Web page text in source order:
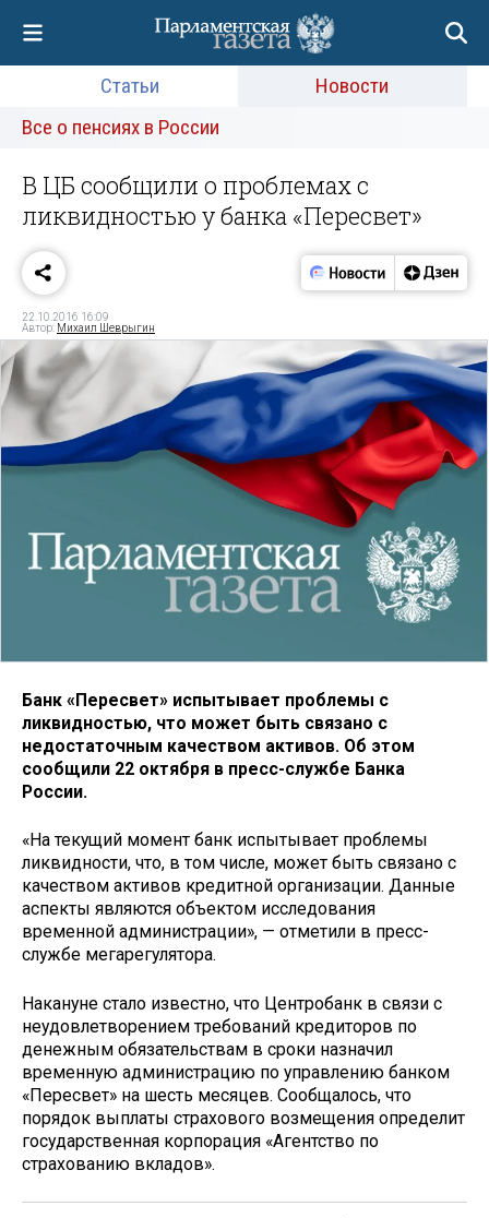
Статьи
Новости
Все о пенсиях в России
В ЦБ сообщили о проблемах с
ликвидностью у банка «Пересвет»
22.10.2016 16:09
Автор: Михаил Шеврыгин
Банк «Пересвет» испытывает проблемы с
ликвидностью, что может быть связано с
недостаточным качеством активов. Об этом
сообщили 22 октября в пресс-службе Банка
России.
«На текущий момент банк испытывает проблемы
ликвидности, что, в том числе, может быть связано с
качеством активов кредитной организации. Данные
аспекты являются объектом исследования
временной администрации», — отметили в пресс-
службе мегарегулятора.
Накануне стало известно, что Центробанк в связи с
неудовлетворением требований кредиторов по
денежным обязательствам в сроки назначил
временную администрацию по управлению банком
«Пересвет» на шесть месяцев. Сообщалось, что
порядок выплаты страхового возмещения определит
государственная корпорация «Агентство по
страхованию вкладов».